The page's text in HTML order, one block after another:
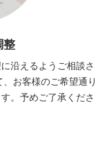
整
沿えるようご相談さ
お客様のご希望通り
。予めご了承くださ